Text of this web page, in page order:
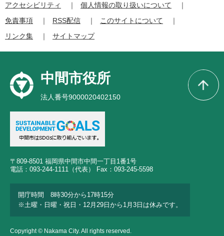
アクセシビリティ
個人情報の取り扱いについて
免責事項
RSS配信
このサイトについて
リンク集
サイトマップ
中間市役所
法人番号9000020402150
〒809-8501 福岡県中間市中間一丁目1番1号
電話：093-244-1111（代表） Fax：093-245-5598
開庁時間 8時30分から17時15分
※土曜・日曜・祝日・12月29日から1月3日は休みです。
Copyright © Nakama City. All rights reserved.